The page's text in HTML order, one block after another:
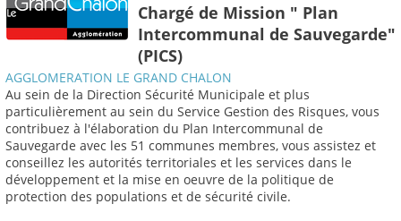
Chargé de Mission " Plan
Intercommunal de Sauvegarde"
(PICS)
AGGLOMERATION LE GRAND CHALON
Au sein de la Direction Sécurité Municipale et plus
particulièrement au sein du Service Gestion des Risques, vous
contribuez à l'élaboration du Plan Intercommunal de
Sauvegarde avec les 51 communes membres, vous assistez et
conseillez les autorités territoriales et les services dans le
développement et la mise en oeuvre de la politique de
protection des populations et de sécurité civile.